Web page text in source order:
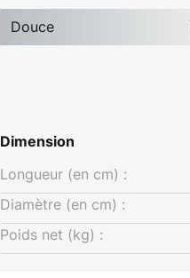
Douce
Dimension
Longueur (en cm) :
Diamètre (en cm) :
Poids net (kg) :